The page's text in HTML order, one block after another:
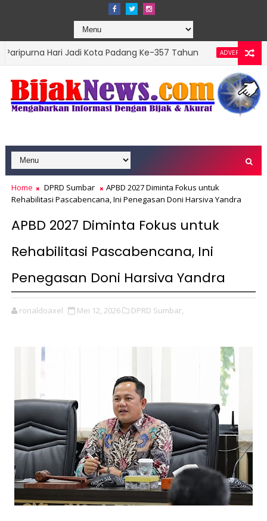
Jadi Kota Padang Ke-357 Tahun ADVERTORIAL
DPRD
Home DPRD Sumbar
APBD 2027 Diminta Fokus untuk
Rehabilitasi Pascabencana, Ini Penegasan Doni Harsiva Yandra
APBD 2027 Diminta Fokus untuk
Rehabilitasi Pascabencana, Ini
Penegasan Doni Harsiva Yandra
ronaldoaxel Mei 12, 2026 DPRD Sumbar,